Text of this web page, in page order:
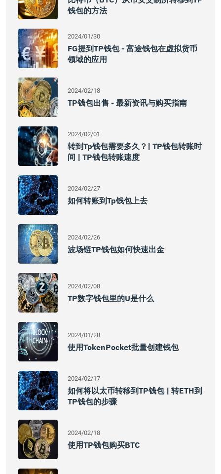
钱包的方法
2024/01/30
FG提到TP钱包 - 富途钱包在虚拟货币
领域的应用
2024/02/18
TP钱包出售 - 最新资讯与购买指南
2024/02/01
转到tp钱包需要多久？| TP钱包转账时
间 | TP钱包转账速度
2024/02/27
如何转账到tp钱包上去
2024/02/26
波场链TP钱包如何快速出金
2024/02/08
TP数字钱包里的U是什么
2024/01/28
使用TokenPocket批量创建钱包
2024/02/17
如何将以太币转移到TP钱包 | 转ETH到
TP钱包的步骤
2024/02/18
使用TP钱包购买BTC